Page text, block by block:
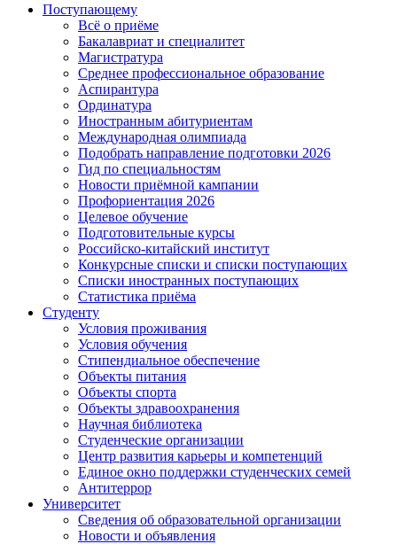
Поступающему
Всё о приёме
Бакалавриат и специалитет
Магистратура
Среднее профессиональное образование
Аспирантура
Ординатура
Иностранным абитуриентам
Международная олимпиада
Подобрать направление подготовки 2026
Гид по специальностям
Новости приёмной кампании
Профориентация 2026
Целевое обучение
Подготовительные курсы
Российско-китайский институт
Конкурсные списки и списки поступающих
Списки иностранных поступающих
Статистика приёма
Студенту
Условия проживания
Условия обучения
Стипендиальное обеспечение
Объекты питания
Объекты спорта
Объекты здравоохранения
Научная библиотека
Студенческие организации
Центр развития карьеры и компетенций
Единое окно поддержки студенческих семей
Антитеррор
Университет
Сведения об образовательной организации
Новости и объявления